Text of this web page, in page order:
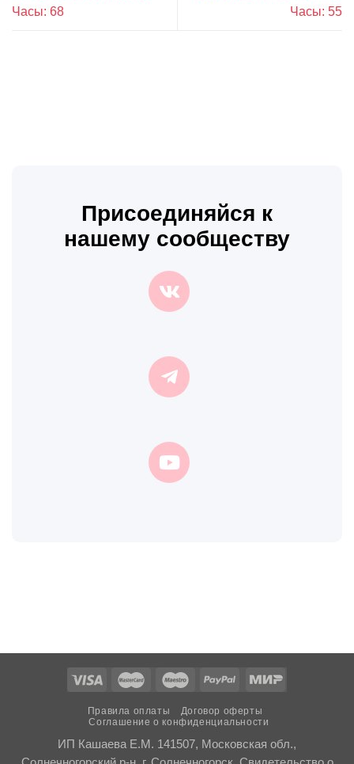
Часы: 68
Часы: 55
Присоединяйся к
нашему сообществу
Правила оплаты
Договор оферты
Соглашение о конфиденциальности
ИП Кашаева Е.М. 141507, Московская обл.,